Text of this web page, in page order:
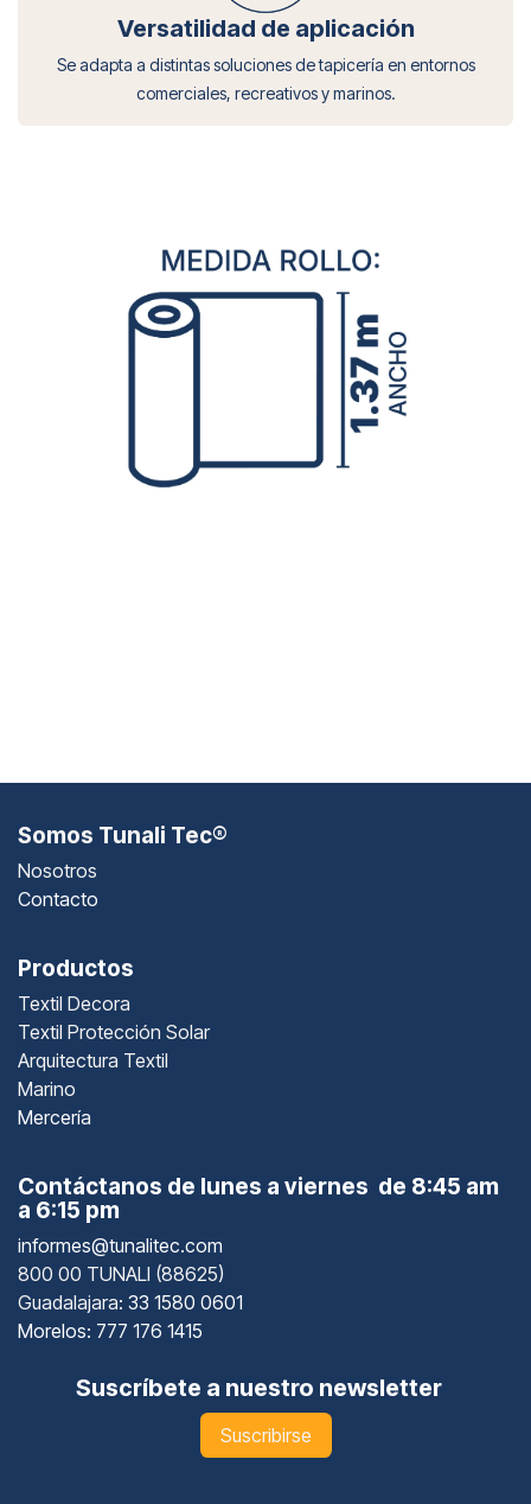
Versatilidad de aplicación
Se adapta a distintas soluciones de tapicería en entornos
comerciales, recreativos y marinos.
Somos Tunali Tec®
Nosotros
Contacto
Productos
Textil Decora
Textil Protección Solar
Arquitectura Textil
Marino
Mercería
Contáctanos de lunes a viernes de 8:45 am
a 6:15 pm
informes@tunalitec.com
800 00 TUNALI (88625)
Guadalajara: 33 1580 0601
Morelos: 777 176 1415
Suscríbete a nuestro newsletter
Suscribirse